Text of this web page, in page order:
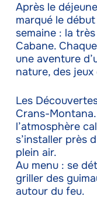
Après le
marqué le
semaine : la
Cabane.
une aventure
nature, des
Les
Crans-
l’atmosphère
s’installer près
plein air.
Au menu : se
griller des
autour du feu.